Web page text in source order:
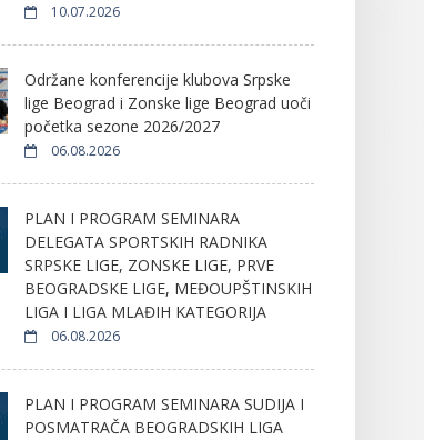
10.07.2026
Održane konferencije klubova Srpske
lige Beograd i Zonske lige Beograd uoči
početka sezone 2026/2027
06.08.2026
PLAN I PROGRAM SEMINARA
DELEGATA SPORTSKIH RADNIKA
SRPSKE LIGE, ZONSKE LIGE, PRVE
BEOGRADSKE LIGE, MEĐOUPŠTINSKIH
LIGA I LIGA MLAĐIH KATEGORIJA
06.08.2026
PLAN I PROGRAM SEMINARA SUDIJA I
POSMATRAČA BEOGRADSKIH LIGA